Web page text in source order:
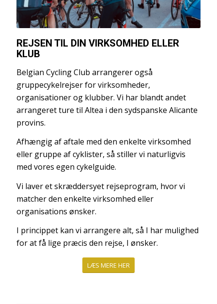
REJSEN TIL DIN VIRKSOMHED ELLER
KLUB
Belgian Cycling Club arrangerer også
gruppecykelrejser for virksomheder,
organisationer og klubber. Vi har blandt andet
arrangeret ture til Altea i den sydspanske Alicante
provins.
Afhængig af aftale med den enkelte virksomhed
eller gruppe af cyklister, så stiller vi naturligvis
med vores egen cykelguide.
Vi laver et skræddersyet rejseprogram, hvor vi
matcher den enkelte virksomhed eller
organisations ønsker.
I princippet kan vi arrangere alt, så I har mulighed
for at få lige præcis den rejse, I ønsker.
LÆS MERE HER